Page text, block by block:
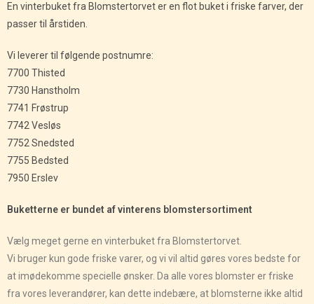
En vinterbuket fra Blomstertorvet er en flot buket i friske farver, der
passer til årstiden.
Vi leverer til følgende postnumre:
7700 Thisted
7730 Hanstholm
7741 Frøstrup
7742 Vesløs
7752 Snedsted
7755 Bedsted
7950 Erslev
Buketterne er bundet af vinterens blomstersortiment
Vælg meget gerne en vinterbuket fra Blomstertorvet.
Vi bruger kun gode friske varer, og vi vil altid gøres vores bedste for
at imødekomme specielle ønsker. Da alle vores blomster er friske
fra vores leverandører, kan dette indebære, at blomsterne ikke altid